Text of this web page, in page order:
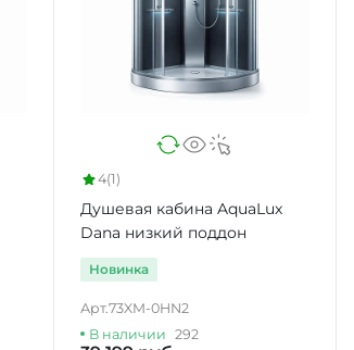
4(1)
Душевая кабина AquaLux
Dana низкий поддон
Новинка
Арт.73XM-0HN2
В наличии 292